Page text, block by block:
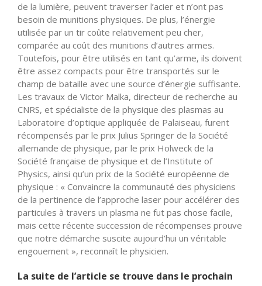
de la lumière, peuvent traverser l’acier et n’ont pas
besoin de munitions physiques. De plus, l’énergie
utilisée par un tir coûte relativement peu cher,
comparée au coût des munitions d’autres armes.
Toutefois, pour être utilisés en tant qu’arme, ils doivent
être assez compacts pour être transportés sur le
champ de bataille avec une source d’énergie suffisante.
Les travaux de Victor Malka, directeur de recherche au
CNRS, et spécialiste de la physique des plasmas au
Laboratoire d’optique appliquée de Palaiseau, furent
récompensés par le prix Julius Springer de la Société
allemande de physique, par le prix Holweck de la
Société française de physique et de l’Institute of
Physics, ainsi qu’un prix de la Société européenne de
physique : « Convaincre la communauté des physiciens
de la pertinence de l’approche laser pour accélérer des
particules à travers un plasma ne fut pas chose facile,
mais cette récente succession de récompenses prouve
que notre démarche suscite aujourd’hui un véritable
engouement », reconnaît le physicien.
La suite de l’article se trouve dans le prochain